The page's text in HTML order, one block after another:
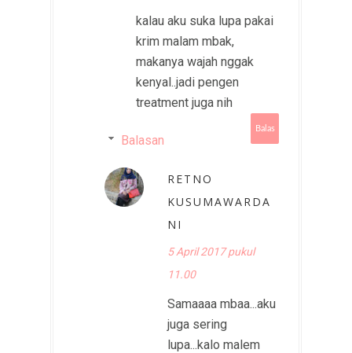
kalau aku suka lupa pakai
krim malam mbak,
makanya wajah nggak
kenyal..jadi pengen
treatment juga nih
Balas
Balasan
RETNO
KUSUMAWARDA
NI
5 April 2017 pukul
11.00
Samaaaa mbaa...aku
juga sering
lupa...kalo malem